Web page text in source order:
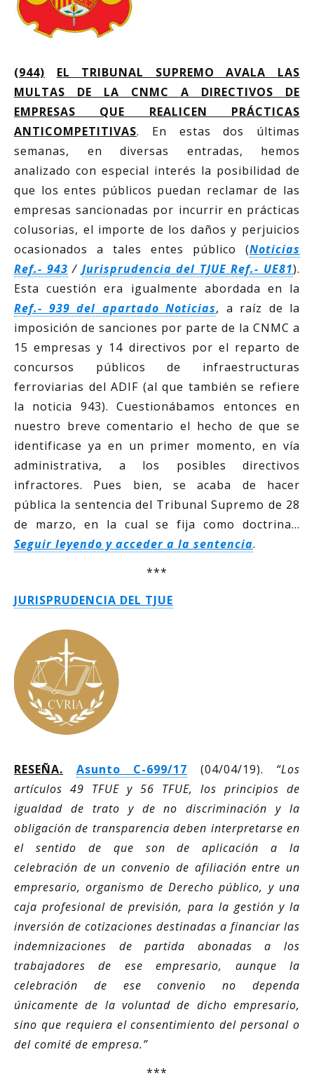
(944)
EL TRIBUNAL SUPREMO AVALA LAS
MULTAS DE LA CNMC A DIRECTIVOS DE
EMPRESAS QUE REALICEN PRÁCTICAS
ANTICOMPETITIVAS. En estas dos últimas
semanas, en diversas entradas, hemos
analizado con especial interés la posibilidad de
que los entes públicos puedan reclamar de las
empresas sancionadas por incurrir en prácticas
colusorias, el importe de los daños y perjuicios
ocasionados a tales entes público (Noticias
Ref.- 943 / Jurisprudencia del TJUE Ref.- UE81).
Esta cuestión era igualmente abordada en la
Ref.- 939 del apartado Noticias, a raíz de la
imposición de sanciones por parte de la CNMC a
15 empresas y 14 directivos por el reparto de
concursos públicos de infraestructuras
ferroviarias del ADIF (al que también se refiere
la noticia 943). Cuestionábamos entonces en
nuestro breve comentario el hecho de que se
identificase ya en un primer momento, en vía
administrativa, a los posibles directivos
infractores. Pues bien, se acaba de hacer
pública la sentencia del Tribunal Supremo de 28
de marzo, en la cual se fija como doctrina…
Seguir leyendo y acceder a la sentencia.
***
JURISPRUDENCIA DEL TJUE
RESEÑA. Asunto C-699/17 (04/04/19). “Los
artículos 49 TFUE y 56 TFUE, los principios de
igualdad de trato y de no discriminación y la
obligación de transparencia deben interpretarse en
el sentido de que son de aplicación a la
celebración de un convenio de afiliación entre un
empresario, organismo de Derecho público, y una
caja profesional de previsión, para la gestión y la
inversión de cotizaciones destinadas a financiar las
indemnizaciones de partida abonadas a los
trabajadores de ese empresario, aunque la
celebración de ese convenio no dependa
únicamente de la voluntad de dicho empresario,
sino que requiera el consentimiento del personal o
del comité de empresa.”
***